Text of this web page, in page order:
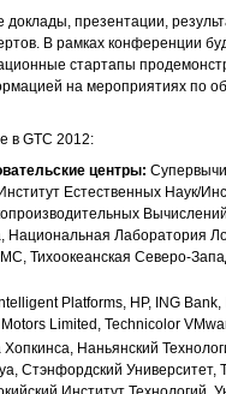
презентации,
В рамках конференции
стартапы
на мероприятиях по
в GTC 2012:
центры:
Естественных Наук/
Национальная Лаборатория
Тихоокеанская Северо-
Platforms, HP, ING
Limited, Technicolor
Наньянский
Стэнфордский Университет,